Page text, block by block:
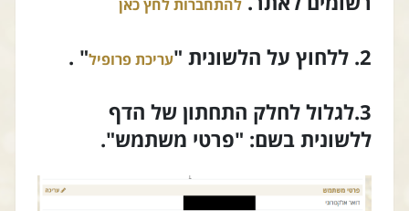
להתחברות לחץ כאן
2. ללחוץ על הלשונית " עריכת פרופיל" .
3.לגלול לחלק התחתון של הדף
ללשונית בשם: "פרטי משתמש".